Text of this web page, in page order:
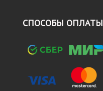
СПОСОБЫ ОПЛАТЫ